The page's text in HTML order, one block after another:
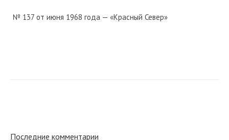
№ 137 от июня 1968 года — «Красный Север»
Последние комментарии